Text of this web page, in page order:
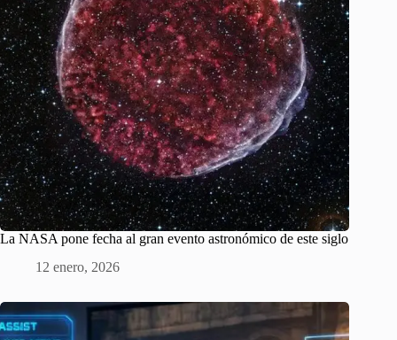
La NASA pone fecha al gran evento astronómico de este siglo
12 enero, 2026